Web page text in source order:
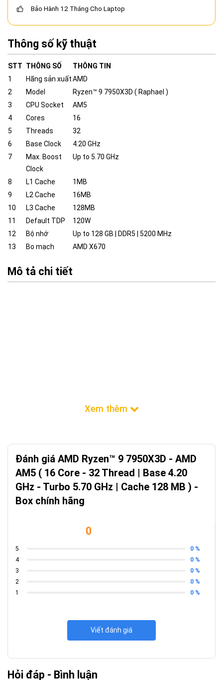
Bảo Hành 12 Tháng Cho Laptop
Thông số kỹ thuật
STT THÔNG SỐ
THÔNG TIN
1
Hãng sản xuấtAMD
2
Model
Ryzen™ 9 7950X3D ( Raphael )
3
CPU Socket
AM5
4
Cores
16
5
Threads
32
6
Base Clock
4.20 GHz
7
Max. Boost
Clock
Up to 5.70 GHz
8 L1 Cache
1MB
9
L2 Cache
16MB
10
L3 Cache
128MB
11
Default TDP
120W
12
Bộ nhớ
Up to 128 GB | DDR5 | 5200 MHz
13
Bo mạch AMD X670
Mô tả chi tiết
Đánh giá AMD Ryzen™ 9 7950X3D - AMD
AM5 ( 16 Core - 32 Thread | Base 4.20
GHz - Turbo 5.70 GHz | Cache 128 MB ) -
Box chính hãng
0
5
0 %
4
0 %
3
0 %
2
0 %
1
0 %
Viết đánh giá
Hỏi đáp - Bình luận